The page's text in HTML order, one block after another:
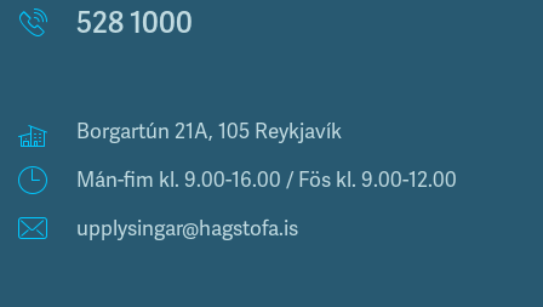
528 1000
Borgartún 21A, 105 Reykjavík
Mán-fim kl. 9.00-16.00 / Fös kl. 9.00-12.00
upplysingar@hagstofa.is